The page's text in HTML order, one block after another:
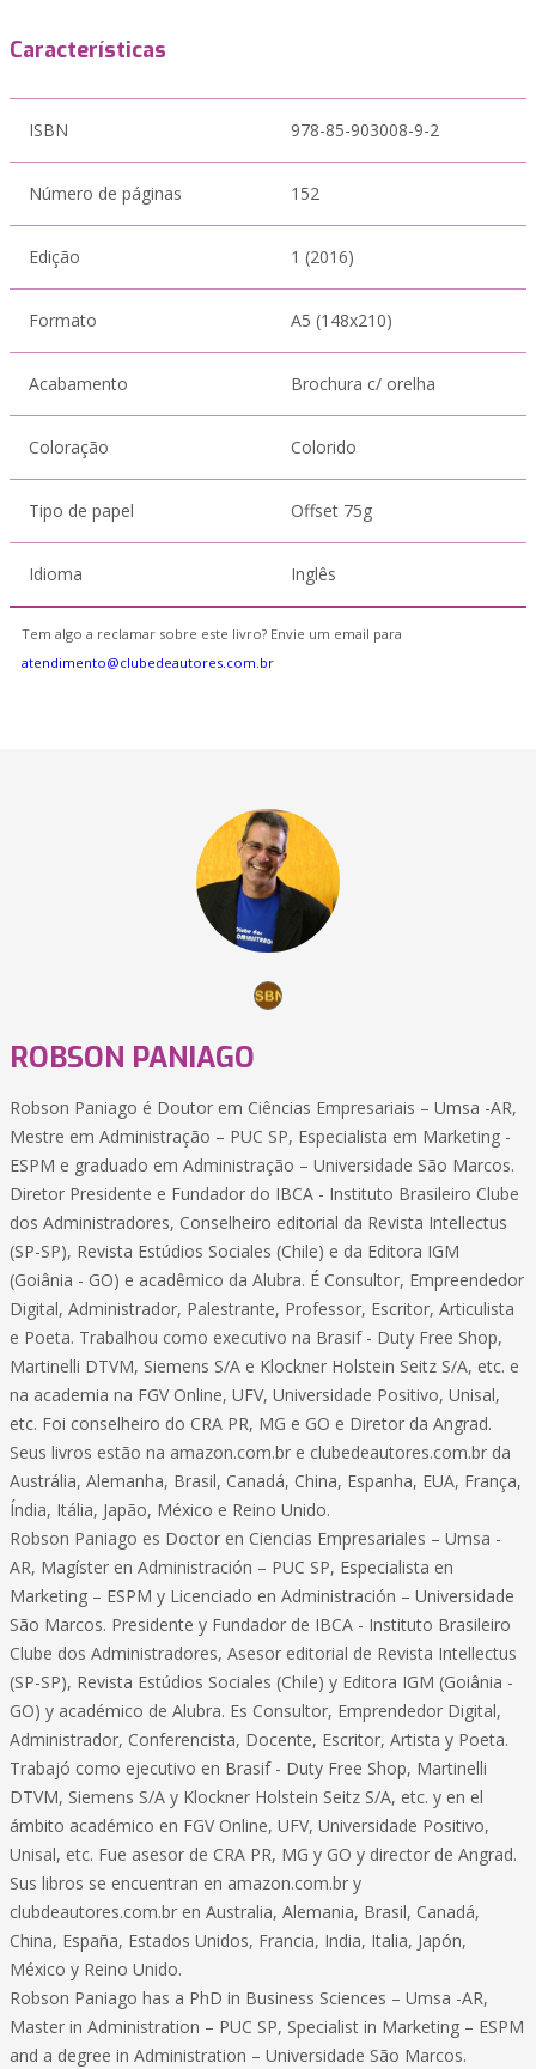
Características
ISBN 978-85-903008-9-2
Número de páginas 152
Edição 1 (2016)
Formato A5 (148x210)
Acabamento Brochura c/ orelha
Coloração Colorido
Tipo de papel Offset 75g
Idioma Inglês
Tem algo a reclamar sobre este livro? Envie um email para
atendimento@clubedeautores.com.br
ROBSON PANIAGO
Robson Paniago é Doutor em Ciências Empresariais – Umsa -AR,
Mestre em Administração – PUC SP, Especialista em Marketing -
ESPM e graduado em Administração – Universidade São Marcos.
Diretor Presidente e Fundador do IBCA - Instituto Brasileiro Clube
dos Administradores, Conselheiro editorial da Revista Intellectus
(SP-SP), Revista Estúdios Sociales (Chile) e da Editora IGM
(Goiânia - GO) e acadêmico da Alubra. É Consultor, Empreendedor
Digital, Administrador, Palestrante, Professor, Escritor, Articulista
e Poeta. Trabalhou como executivo na Brasif - Duty Free Shop,
Martinelli DTVM, Siemens S/A e Klockner Holstein Seitz S/A, etc. e
na academia na FGV Online, UFV, Universidade Positivo, Unisal,
etc. Foi conselheiro do CRA PR, MG e GO e Diretor da Angrad.
Seus livros estão na amazon.com.br e clubedeautores.com.br da
Austrália, Alemanha, Brasil, Canadá, China, Espanha, EUA, França,
Índia, Itália, Japão, México e Reino Unido.
Robson Paniago es Doctor en Ciencias Empresariales – Umsa -
AR, Magíster en Administración – PUC SP, Especialista en
Marketing – ESPM y Licenciado en Administración – Universidade
São Marcos. Presidente y Fundador de IBCA - Instituto Brasileiro
Clube dos Administradores, Asesor editorial de Revista Intellectus
(SP-SP), Revista Estúdios Sociales (Chile) y Editora IGM (Goiânia -
GO) y académico de Alubra. Es Consultor, Emprendedor Digital,
Administrador, Conferencista, Docente, Escritor, Artista y Poeta.
Trabajó como ejecutivo en Brasif - Duty Free Shop, Martinelli
DTVM, Siemens S/A y Klockner Holstein Seitz S/A, etc. y en el
ámbito académico en FGV Online, UFV, Universidade Positivo,
Unisal, etc. Fue asesor de CRA PR, MG y GO y director de Angrad.
Sus libros se encuentran en amazon.com.br y
clubdeautores.com.br en Australia, Alemania, Brasil, Canadá,
China, España, Estados Unidos, Francia, India, Italia, Japón,
México y Reino Unido.
Robson Paniago has a PhD in Business Sciences – Umsa -AR,
Master in Administration – PUC SP, Specialist in Marketing – ESPM
and a degree in Administration – Universidade São Marcos.